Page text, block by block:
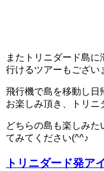
またトリニダード島
行けるツアーもござい
飛行機で島を移動し日
お楽しみ頂き、トリニ
どちらの島も楽しみた
てみてください(^^♪
トリニダード発ア